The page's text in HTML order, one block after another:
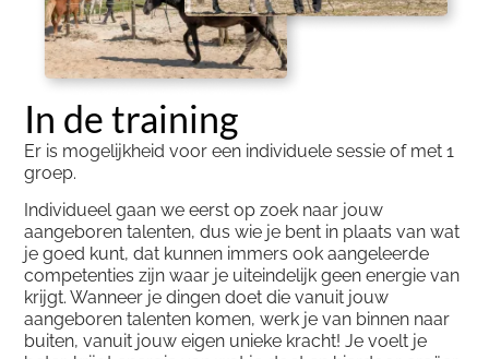
In de training
Er is mogelijkheid voor een individuele sessie of met 1
groep.
Individueel gaan we eerst op zoek naar jouw
aangeboren talenten, dus wie je bent in plaats van wat
je goed kunt, dat kunnen immers ook aangeleerde
competenties zijn waar je uiteindelijk geen energie van
krijgt. Wanneer je dingen doet die vanuit jouw
aangeboren talenten komen, werk je van binnen naar
buiten, vanuit jouw eigen unieke kracht! Je voelt je